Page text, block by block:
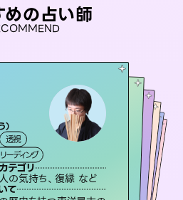
めの占い師
）
透視
ーディング
テゴリ
の気持ち、復縁 など
て
ト理恵
ラ タロット
ル・リーディング
談カテゴリ
人の未来、年の差 など
ついて
リス -iris-
占星術 タロット
ン
な相談カテゴリ
合、片想い、二人の未来 など
師について
おう 霊感オラクル
霊視・オーラ
オラクルカード
得意な相談カテゴリ
恋愛総合、あの人の気持ち など
占い師について
未来視師＊花
霊視・オーラ
スピリチュアル・リーディング
得意な相談カテゴリ
出逢い、片想い、復縁 など
占い師について
桃源珠羽
霊視・オーラ タロット
スピリチュアル・リーディング
得意な相談カテゴリ
片想い、あの人の気持ち、復縁 など